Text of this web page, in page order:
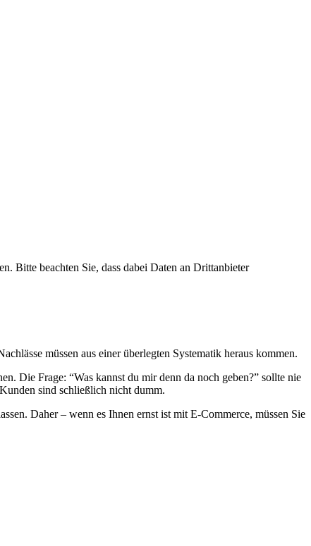
Bitte beachten Sie, dass dabei Daten an Drittanbieter
müssen aus einer überlegten Systematik heraus kommen.
Die Frage: “Was kannst du mir denn da noch geben?” sollte nie
sind schließlich nicht dumm.
Daher – wenn es Ihnen ernst ist mit E-Commerce, müssen Sie